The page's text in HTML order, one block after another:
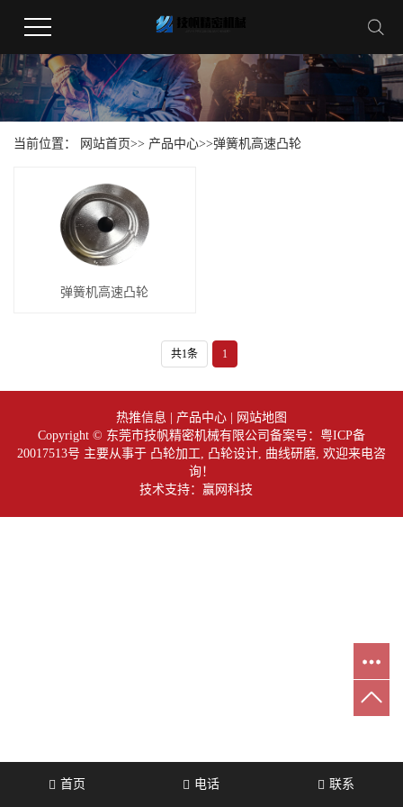
当前位置： 网站首页>> 产品中心>>弹簧机高速凸轮
弹簧机高速凸轮
共1条 1
热推信息 | 产品中心 | 网站地图
Copyright © 东莞市技帆精密机械有限公司备案号： 粤ICP备
20017513号 主要从事于 凸轮加工 凸轮设计 曲线研磨 , 欢迎来电咨
询！
技术支持：赢网科技
首页 电话 联系